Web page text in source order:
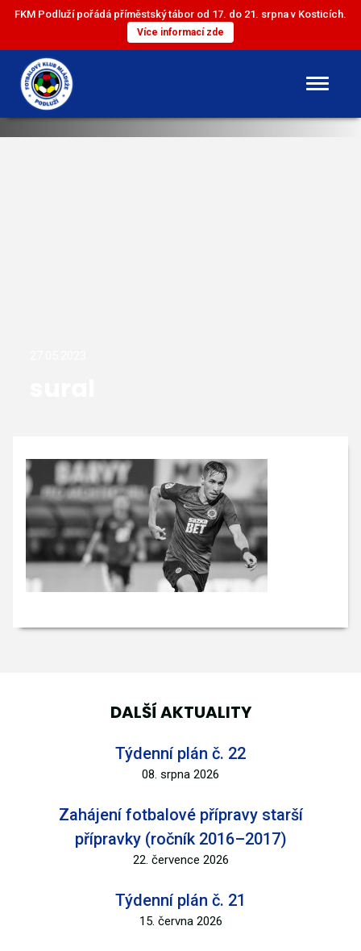
FKM Podluží pořádá příměstský tábor od 17. do 21. srpna v Kosticích.
Více informací zde
DOROST
DALŠÍ AKTUALITY
Týdenní plán č. 22
08. srpna 2026
Zahájení fotbalové přípravy starší
přípravky (ročník 2016–2017)
22. července 2026
Týdenní plán č. 21
15. června 2026